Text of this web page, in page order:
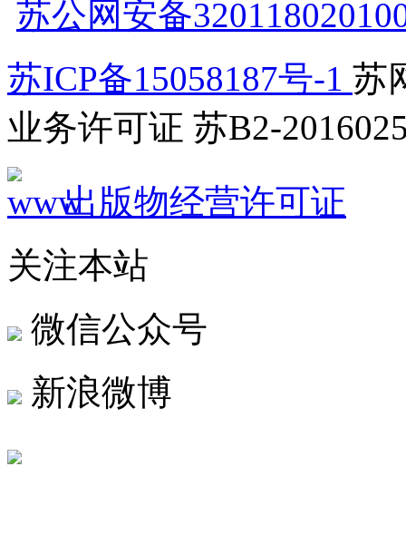
苏公网安备
苏ICP备15058187号-1 苏
业务许可证 苏B2-
出版物经营许可证
关注本站
微信公众号
新浪微博